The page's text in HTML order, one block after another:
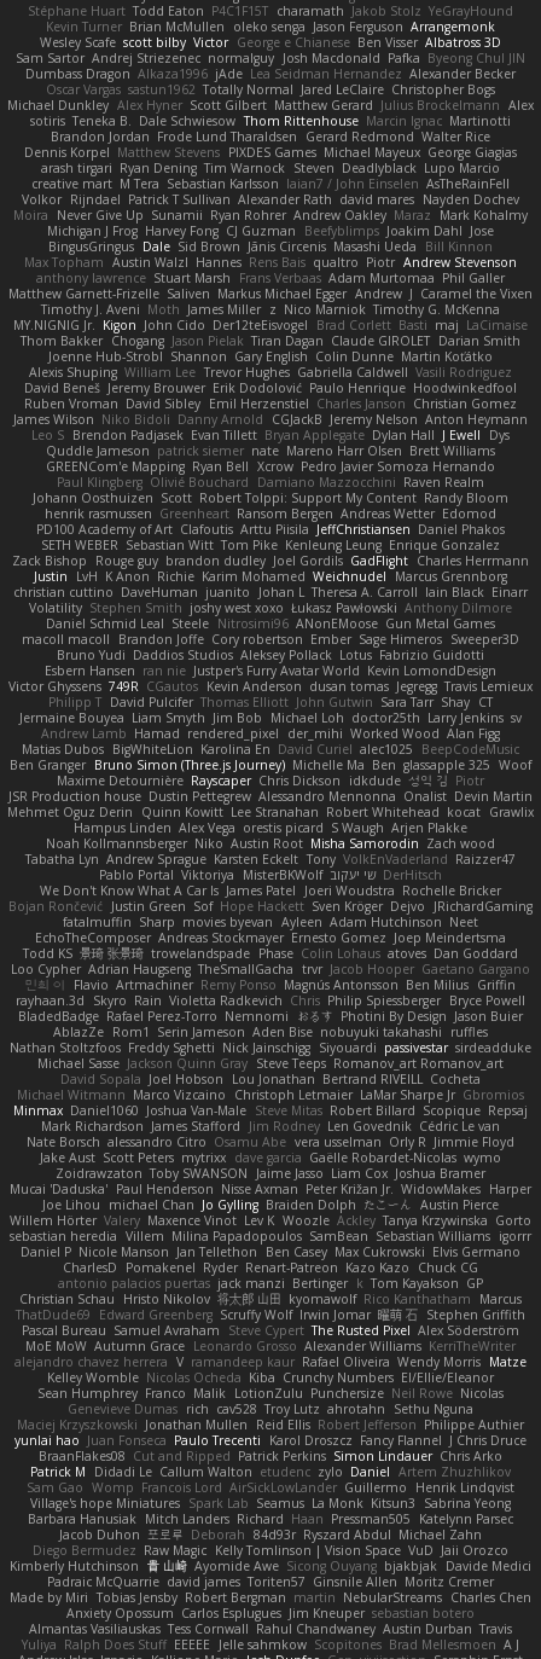
Stéphane Huart Todd Eaton P4C1F15T charamath Jakob Stolz YeGrayHound
Kevin Turner Brian McMullen oleko senga Jason Ferguson Arrangemonk
Wesley Scafe scott bilby Victor George e Chianese Ben Visser Albatross 3D
Sam Sartor Andrej Striezenec normalguy Josh Macdonald Pafka Byeong Chul JIN
Dumbass Dragon Alkaza1996 jAde Lea Seidman Hernandez Alexander Becker
Oscar Vargas sastun1962 Totally Normal Jared LeClaire Christopher Bogs
Michael Dunkley Alex Hyner Scott Gilbert Matthew Gerard Julius Brockelmann Alex
sotiris Teneka B. Dale Schwiesow Thom Rittenhouse Marcin Ignac Martinotti
Brandon Jordan Frode Lund Tharaldsen Gerard Redmond Walter Rice
Dennis Korpel Matthew Stevens PIXDES Games Michael Mayeux George Giagias
arash tirgari Ryan Dening Tim Warnock Steven Deadlyblack Lupo Marcio
creative mart M Tera Sebastian Karlsson Iaian7 / John Einselen AsTheRainFell
Volkor Rijndael Patrick T Sullivan Alexander Rath david mares Nayden Dochev
Moira
Never Give Up Sunamii Ryan Rohrer Andrew Oakley Maraz
Mark Kohalmy
Michigan J Frog Harvey Fong CJ Guzman Beefyblimps Joakim Dahl Jose
BingusGringus Dale Sid Brown Jānis Circenis Masashi Ueda
Bill Kinnon
Max Topham Austin Walzl Hannes Rens Bais qualtro Piotr Andrew Stevenson
anthony lawrence Stuart Marsh Frans Verbaas Adam Murtomaa Phil Galler
Matthew Garnett-Frizelle Saliven Markus Michael Egger Andrew J Caramel the Vixen
Timothy J. Aveni Moth James Miller z Nico Marniok Timothy G. McKenna
MY.NIGNIG Jr. Kigon John Cido Der12teEisvogel Brad Corlett Basti maj LaCimaise
Thom Bakker Chogang Jason Pielak Tiran Dagan Claude GIROLET Darian Smith
Joenne Hub-Strobl Shannon Gary English Colin Dunne Martin Koťátko
Alexis Shuping William Lee Trevor Hughes Gabriella Caldwell Vasili Rodriguez
David Beneš Jeremy Brouwer Erik Dodolović Paulo Henrique Hoodwinkedfool
Ruben Vroman David Sibley Emil Herzenstiel Charles Janson Christian Gomez
James Wilson Niko Bidoli Danny Arnold CGJackB Jeremy Nelson Anton Heymann
Leo S Brendon Padjasek Evan Tillett Bryan Applegate Dylan Hall J Ewell
Dys
Quddle Jameson patrick siemer nate Mareno Harr Olsen Brett Williams
GREENCom'e Mapping Ryan Bell Xcrow Pedro Javier Somoza Hernando
Paul Klingberg Olivié Bouchard Damiano Mazzocchini Raven Realm
Johann Oosthuizen Scott Robert Tolppi: Support My Content Randy Bloom
henrik rasmussen Greenheart Ransom Bergen Andreas Wetter Edomod
PD100 Academy of Art Clafoutis Arttu Piisila JeffChristiansen Daniel Phakos
SETH WEBER Sebastian Witt Tom Pike Kenleung Leung Enrique Gonzalez
Zack Bishop
Rouge guy brandon dudley Joel Gordils GadFlight Charles Herrmann
Justin
LvH K Anon Richie Karim Mohamed Weichnudel
Marcus Grennborg
christian cuttino DaveHuman juanito Johan L Theresa A. Carroll Iain Black Einarr
Volatility Stephen Smith joshy west xoxo Łukasz Pawłowski Anthony Dilmore
Daniel Schmid Leal Steele Nitrosimi96 ANonEMoose Gun Metal Games
macoll macoll
Brandon Joffe Cory robertson Ember Sage Himeros Sweeper3D
Bruno Yudi Daddios Studios Aleksey Pollack Lotus Fabrizio Guidotti
Esbern Hansen ran nie Justper's Furry Avatar World Kevin LomondDesign
Victor Ghyssens 749R CGautos Kevin Anderson dusan tomas Jegregg Travis Lemieux
Philipp T David Pulcifer Thomas Elliott John Gutwin Sara Tarr Shay CT
Jermaine Bouyea Liam Smyth Jim Bob Michael Loh doctor25th Larry Jenkins sv
Andrew Lamb Hamad rendered_pixel der_mihi Worked Wood Alan Figg
Matias Dubos BigWhiteLion Karolina En David Curiel alec1025
BeepCodeMusic
Ben Granger Bruno Simon (Three.js Journey) Michelle Ma Ben glassapple 325 Woof
Maxime Detournière Rayscaper Chris Dickson idkdude 성익 김 Piotr
JSR Production house Dustin Pettegrew Alessandro Mennonna Onalist Devin Martin
Mehmet Oguz Derin
Quinn Kowitt Lee Stranahan Robert Whitehead kocat Grawlix
Hampus Linden Alex Vega orestis picard S Waugh Arjen Plakke
Noah Kollmannsberger Niko Austin Root Misha Samorodin Zach wood
Tabatha Lyn Andrew Sprague Karsten Eckelt Tony VolkEnVaderland Raizzer47
Pablo Portal Viktoriya MisterBKWolf שי יעקוב DerHitsch
We Don't Know What A Car Is James Patel Joeri Woudstra Rochelle Bricker
Bojan Rončević Justin Green Sof Hope Hackett Sven Kröger Dejvo
JRichardGaming
fatalmuffin Sharp movies byevan Ayleen Adam Hutchinson Neet
EchoTheComposer Andreas Stockmayer Ernesto Gomez Joep Meindertsma
Todd KS 景琦 张景琦 trowelandspade Phase Colin Lohaus atoves Dan Goddard
Loo Cypher Adrian Haugseng TheSmallGacha trvr Jacob Hooper Gaetano Gargano
민희 이
Flavio Artmachiner Remy Ponso Magnús Antonsson Ben Milius Griffin
rayhaan.3d
Skyro Rain Violetta Radkevich Chris Philip Spiessberger Bryce Powell
BladedBadge Rafael Perez-Torro Nemnomi おるす Photini By Design Jason Buier
AblazZe Rom1 Serin Jameson Aden Bise nobuyuki takahashi
ruffles
Nathan Stoltzfoos Freddy Sghetti Nick Jainschigg Siyouardi passivestar sirdeadduke
Michael Sasse Jackson Quinn Gray Steve Teeps Romanov_art Romanov_art
David Sopala Joel Hobson Lou Jonathan Bertrand RIVEILL Cocheta
Michael Witmann Marco Vizcaino Christoph Letmaier LaMar Sharpe Jr Gbromios
Minmax Daniel1060 Joshua Van-Male Steve Mitas Robert Billard Scopique Repsaj
Mark Richardson James Stafford Jim Rodney Len Govednik Cédric Le van
Nate Borsch alessandro Citro Osamu Abe vera usselman Orly R Jimmie Floyd
Jake Aust Scott Peters mytrixx dave garcia Gaëlle Robardet-Nicolas wymo
Zoidrawzaton Toby SWANSON Jaime Jasso Liam Cox Joshua Bramer
Mucai 'Daduska' Paul Henderson Nisse Axman Peter Križan Jr. WidowMakes Harper
Joe Lihou
michael Chan Jo Gylling Braiden Dolph たこーん Austin Pierce
Willem Hörter Valery Maxence Vinot Lev K Woozle Ackley Tanya Krzywinska Gorto
sebastian heredia Villem Milina Papadopoulos SamBean Sebastian Williams igorrr
Daniel P Nicole Manson Jan Tellethon Ben Casey Max Cukrowski Elvis Germano
CharlesD
Pomakenel Ryder Renart-Patreon Kazo Kazo
Chuck CG
antonio palacios puertas jack manzi Bertinger k Tom Kayakson GP
Christian Schau
Hristo Nikolov 将太郎 山田 kyomawolf Rico Kanthatham
Marcus
ThatDude69
Edward Greenberg Scruffy Wolf Irwin Jomar 曜萌 石 Stephen Griffith
Pascal Bureau Samuel Avraham Steve Cypert The Rusted Pixel Alex Söderström
MoE MoW Autumn Grace Leonardo Grosso Alexander Williams KerriTheWriter
alejandro chavez herrera V ramandeep kaur Rafael Oliveira Wendy Morris Matze
Kelley Womble Nicolas Ocheda Kiba Crunchy Numbers El/Ellie/Eleanor
Sean Humphrey Franco Malik LotionZulu Punchersize Neil Rowe Nicolas
Genevieve Dumas rich cav528 Troy Lutz ahrotahn
Sethu Nguna
Maciej Krzyszkowski Jonathan Mullen Reid Ellis Robert Jefferson Philippe Authier
yunlai hao Juan Fonseca Paulo Trecenti Karol Droszcz Fancy Flannel J Chris Druce
BraanFlakes08 Cut and Ripped Patrick Perkins Simon Lindauer Chris Arko
Patrick M
Didadi Le Callum Walton etudenc zylo Daniel Artem Zhuzhlikov
Sam Gao Womp Francois Lord AirSickLowLander Guillermo
Henrik Lindqvist
Village's hope Miniatures Spark Lab Seamus La Monk Kitsun3
Sabrina Yeong
Barbara Hanusiak Mitch Landers Richard Haan Pressman505
Katelynn Parsec
Jacob Duhon 포로루 Deborah 84d93r Ryszard Abdul Michael Zahn
Diego Bermudez Raw Magic Kelly Tomlinson | Vision Space VuD Jaii Orozco
Kimberly Hutchinson 貴 山崎 Ayomide Awe Sicong Ouyang bjakbjak Davide Medici
Padraic McQuarrie david james Toriten57 Ginsnile Allen Moritz Cremer
Made by Miri Tobias Jensby Robert Bergman martin NebularStreams Charles Chen
Anxiety Opossum Carlos Esplugues Jim Kneuper sebastian botero
Almantas Vasiliauskas Tess Cornwall Rahul Chandwaney Austin Durban Travis
Yuliya Ralph Does Stuff EEEEE Jelle sahmkow Scopitones Brad Mellesmoen A J